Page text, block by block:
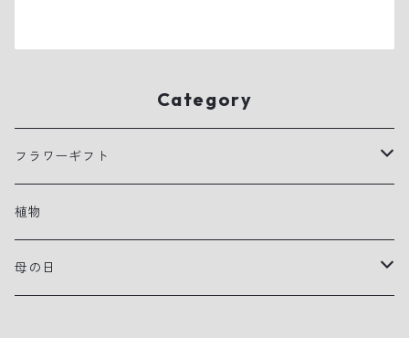
Category
フラワーギフト
アレンジメント
花束
植物
母の日